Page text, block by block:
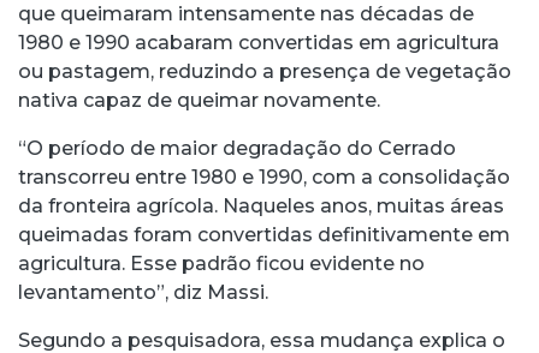
que queimaram intensamente nas décadas de
1980 e 1990 acabaram convertidas em agricultura
ou pastagem, reduzindo a presença de vegetação
nativa capaz de queimar novamente.
“O período de maior degradação do Cerrado
transcorreu entre 1980 e 1990, com a consolidação
da fronteira agrícola. Naqueles anos, muitas áreas
queimadas foram convertidas definitivamente em
agricultura. Esse padrão ficou evidente no
levantamento”, diz Massi.
Segundo a pesquisadora, essa mudança explica o